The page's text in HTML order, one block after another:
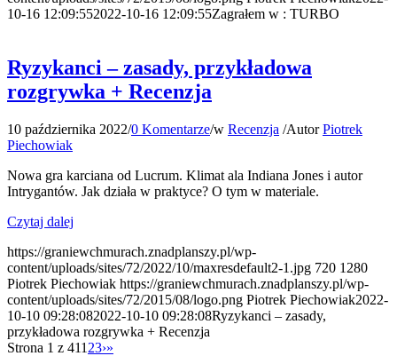
10-16 12:09:552022-10-16 12:09:55Zagrałem w : TURBO
Ryzykanci – zasady, przykładowa
rozgrywka + Recenzja
10 października 2022/0 Komentarze/w Recenzja /AutorPiotrek
Piechowiak
Nowa gra karciana od Lucrum. Klimat ala Indiana Jones i autor
Intrygantów. Jak działa w praktyce? O tym w materiale.
Czytaj dalej
https://graniewchmurach.znadplanszy.pl/wp-
content/uploads/sites/72/2022/10/maxresdefault2-1.jpg 720 1280
Piotrek Piechowiak https://graniewchmurach.znadplanszy.pl/wp-
content/uploads/sites/72/2015/08/logo.png Piotrek Piechowiak2022-
10-10 09:28:082022-10-10 09:28:08Ryzykanci – zasady,
przykładowa rozgrywka + Recenzja
Strona 1 z 411 23›»